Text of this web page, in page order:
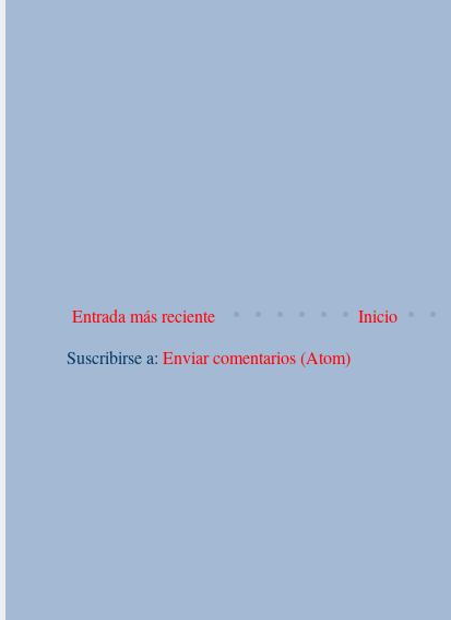
Entrada más reciente
Inicio
Suscribirse a: Enviar comentarios (Atom)